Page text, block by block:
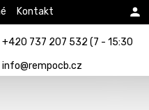
Kontakt
+420 737 207 532 (7 - 15:30
info@rempocb.cz